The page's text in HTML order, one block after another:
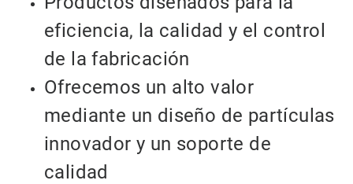
eficiencia, la calidad y el control
de la fabricación
Ofrecemos un alto valor
mediante un diseño de partículas
innovador y un soporte de
calidad